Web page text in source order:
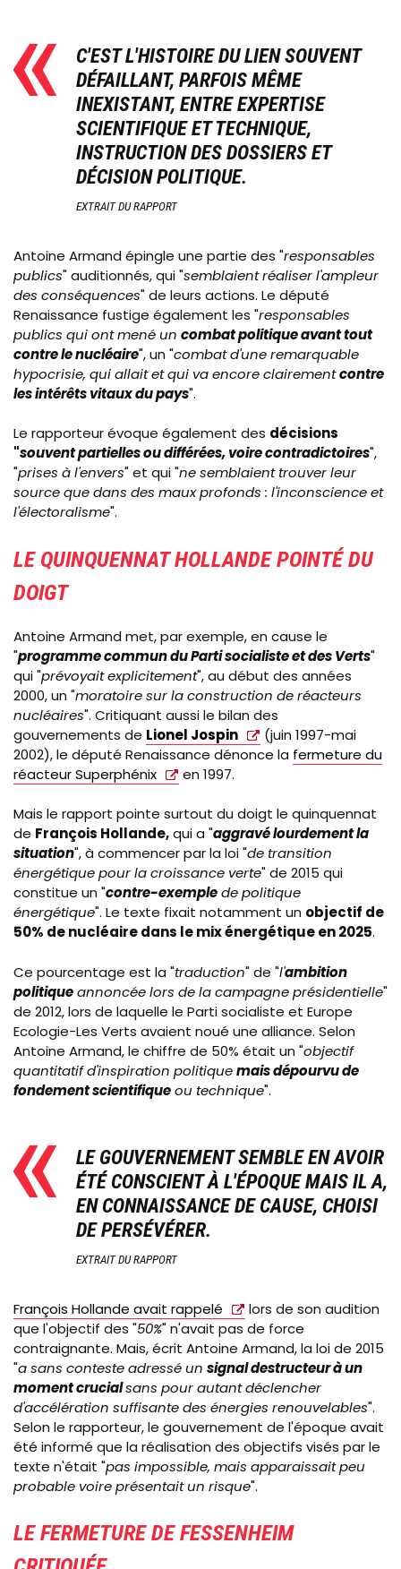
C'EST L'HISTOIRE DU LIEN SOUVENT
DÉFAILLANT, PARFOIS MÊME
INEXISTANT, ENTRE EXPERTISE
SCIENTIFIQUE ET TECHNIQUE,
INSTRUCTION DES DOSSIERS ET
DÉCISION POLITIQUE.
EXTRAIT DU RAPPORT
Antoine Armand épingle une partie des "responsables
publics" auditionnés, qui "semblaient réaliser l'ampleur
des conséquences" de leurs actions. Le député
Renaissance fustige également les "responsables
publics qui ont mené un combat politique avant tout
contre le nucléaire", un "combat d'une remarquable
hypocrisie, qui allait et qui va encore clairementcontre
les intérêts vitaux du pays".
Le rapporteur évoque également des décisions
"souvent partielles ou différées, voire contradictoires",
"prises à l'envers" et qui "ne semblaient trouver leur
source que dans des maux profonds : l'inconscience et
l'électoralisme".
LE QUINQUENNAT HOLLANDE POINTÉ DU
DOIGT
Antoine Armand met, par exemple, en cause le
"programme commun du Parti socialiste et des Verts"
qui "prévoyait explicitement", au début des années
2000, un "moratoire sur la construction de réacteurs
nucléaires". Critiquant aussi le bilan des
gouvernements de Lionel Jospin
(juin 1997-mai
2002), le député Renaissance dénonce la fermeture du
réacteur Superphénix
en 1997.
Mais le rapport pointe surtout du doigt le quinquennat
de François Hollande,qui a "aggravé lourdement la
situation", à commencer par la loi "de transition
énergétique pour la croissance verte" de 2015 qui
constitue un "contre-exemplede politique
énergétique". Le texte fixait notamment un objectif de
50% de nucléaire dans le mix énergétique en 2025.
Ce pourcentage est la "traduction" de "l'ambition
politiqueannoncée lors de la campagne présidentielle"
de 2012, lors de laquelle le Parti socialiste et Europe
Ecologie-Les Verts avaient noué une alliance. Selon
Antoine Armand, le chiffre de 50% était un "objectif
quantitatif d'inspiration politiquemais dépourvu de
fondement scientifiqueou technique".
LE GOUVERNEMENT SEMBLE EN AVOIR
ÉTÉ CONSCIENT À L'ÉPOQUE MAIS IL A,
EN CONNAISSANCE DE CAUSE, CHOISI
DE PERSÉVÉRER.
EXTRAIT DU RAPPORT
François Hollande avait rappelé
lors de son audition
que l'objectif des "50%" n'avait pas de force
contraignante. Mais, écrit Antoine Armand, la loi de 2015
"a sans conteste adressé un signal destructeur à un
moment crucialsans pour autant déclencher
d'accélération suffisante des énergies renouvelables".
Selon le rapporteur, le gouvernement de l'époque avait
été informé que la réalisation des objectifs visés par le
texte n'était "pas impossible, mais apparaissait peu
probable voire présentait un risque".
LE FERMETURE DE FESSENHEIM